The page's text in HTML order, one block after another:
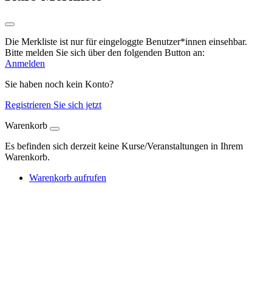
Die Merkliste ist nur für eingeloggte Benutzer*innen einsehbar.
Bitte melden Sie sich über den folgenden Button an:
Anmelden
Sie haben noch kein Konto?
Registrieren Sie sich jetzt
Warenkorb
Es befinden sich derzeit keine Kurse/Veranstaltungen in Ihrem
Warenkorb.
Warenkorb aufrufen